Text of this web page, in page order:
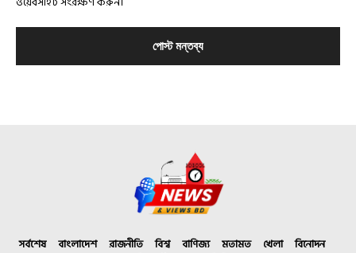
সর্বশেষ বাংলাদেশ রাজনীতি বিশ্ব বাণিজ্য মতামত খেলা
বিনোদন